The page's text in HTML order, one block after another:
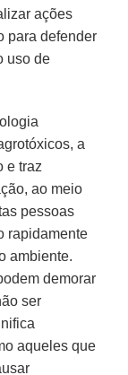
ações
para defender
uso de
a
e traz
ao meio
pessoas
rapidamente
ambiente.
demorar
ser
aqueles que